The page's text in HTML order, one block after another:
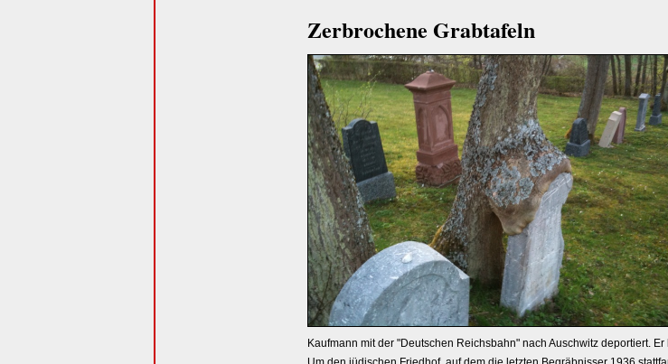
Zerbrochene Grabtafeln
Kaufmann mit der "Deutschen Reichsbahn" nach Auschwitz deportiert.